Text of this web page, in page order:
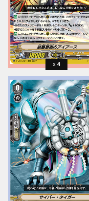
4